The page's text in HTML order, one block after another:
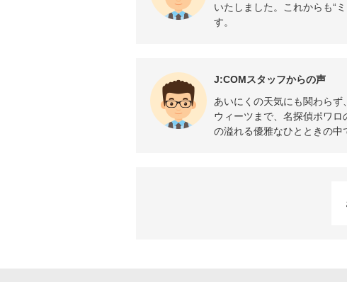
いたしました。これからも“
す。
J:COMスタッフからの声
あいにくの天気にも関わら
ウィーツまで、名探偵ポワ
の溢れる優雅なひとときの中